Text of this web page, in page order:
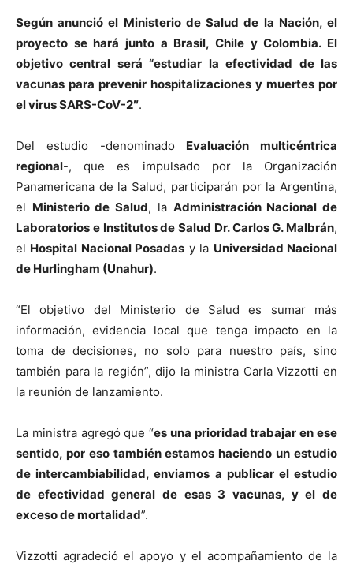
Según anunció el Ministerio de Salud de la Nación, el
proyecto se hará junto a Brasil, Chile y Colombia. El
objetivo central será “estudiar la efectividad de las
vacunas para prevenir hospitalizaciones y muertes por
el virus SARS-CoV-2″.
Del estudio -denominado Evaluación multicéntrica
regional-, que es impulsado por la Organización
Panamericana de la Salud, participarán por la Argentina,
el Ministerio de Salud, la Administración Nacional de
Laboratorios e Institutos de Salud Dr. Carlos G. Malbrán,
el Hospital Nacional Posadas y la Universidad Nacional
de Hurlingham (Unahur).
“El objetivo del Ministerio de Salud es sumar más
información, evidencia local que tenga impacto en la
toma de decisiones, no solo para nuestro país, sino
también para la región”, dijo la ministra Carla Vizzotti en
la reunión de lanzamiento.
La ministra agregó que “es una prioridad trabajar en ese
sentido, por eso también estamos haciendo un estudio
de intercambiabilidad, enviamos a publicar el estudio
de efectividad general de esas 3 vacunas, y el de
exceso de mortalidad”.
Vizzotti agradeció el apoyo y el acompañamiento de la